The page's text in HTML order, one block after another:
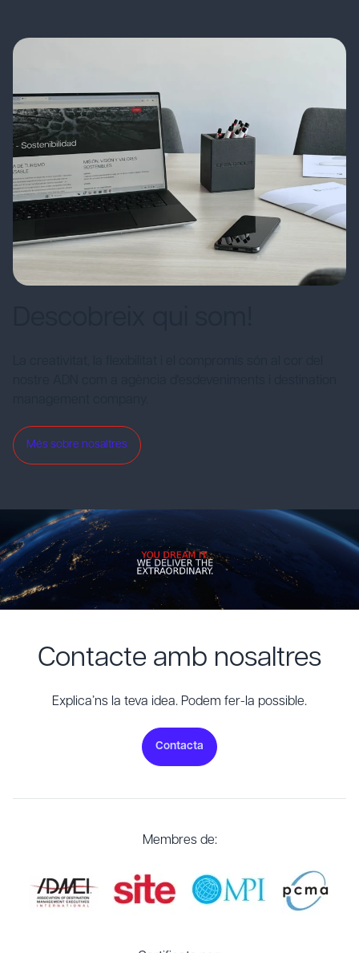
Més sobre nosaltres
Contacte amb nosaltres
Explica’ns la teva idea. Podem fer-la possible.
Contacta
Membres de: